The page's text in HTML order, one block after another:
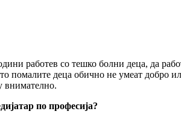
работев со тешко болни деца, да
помалите деца обично не умеат добро
внимателно.
по професија?